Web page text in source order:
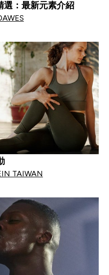
選：最新元素介紹
TAIWAN